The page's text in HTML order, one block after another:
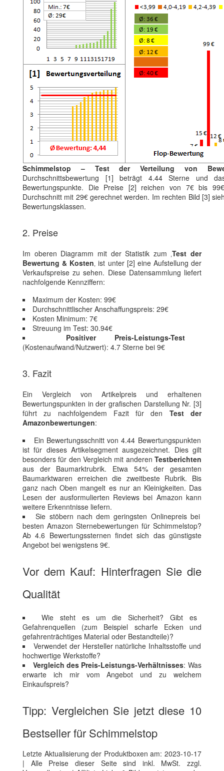
Schimmelstop – Test der Verteilung von
Durchschnittsbewertung [1] beträgt 4.44 Sterne und
Bewertungspunkte. Die Preise [2] reichen von 7€ bis
Durchschnitt mit 29€ gerechnet werden. Im rechten Bild [3]
Bewertungsklassen.
2. Preise
Im oberen Diagramm mit der Statistik zum ‚Test der
Bewertung & Kosten‚ ist unter [2] eine Aufstellung der
Verkaufspreise zu sehen. Diese Datensammlung liefert
nachfolgende Kennziffern:
Maximum der Kosten: 99€
Durchschnittlischer Anschaffungspreis: 29€
Kosten Minimum: 7€
Streuung im Test: 30.94€
Positiver Preis-Leistungs-Test
(Kostenaufwand/Nutzwert): 4.7 Sterne bei 9€
3. Fazit
Ein Vergleich von Artikelpreis und erhaltenen
Bewertungspunkten in der grafischen Darstellung Nr. [3]
führt zu nachfolgendem Fazit für den Test der
Amazonbewertungen:
Ein Bewertungsschnitt von 4.44 Bewertungspunkten
ist für dieses Artikelsegment ausgezeichnet. Dies gilt
besonders für den Vergleich mit anderen Testberichten
aus der Baumarktrubrik. Etwa 54% der gesamten
Baumarktwaren erreichen die zweitbeste Rubrik. Bis
ganz nach Oben mangelt es nur an Kleinigkeiten. Das
Lesen der ausformulierten Reviews bei Amazon kann
weitere Erkenntnisse liefern.
Sie stöbern nach dem geringsten Onlinepreis bei
besten Amazon Sternebewertungen für Schimmelstop?
Ab 4.6 Bewertungssternen findet sich das günstigste
Angebot bei wenigstens 9€.
Vor dem Kauf: Hinterfragen Sie die
Qualität
Wie steht es um die Sicherheit? Gibt es
Gefahrenquellen (zum Beispiel scharfe Ecken und
gefahrenträchtiges Material oder Bestandteile)?
Verwendet der Hersteller natürliche Inhaltsstoffe und
hochwertige Werkstoffe?
Vergleich des Preis-Leistungs-Verhältnisses: Was
erwarte ich mir vom Angebot und zu welchem
Einkaufspreis?
Tipp: Vergleichen Sie jetzt diese 10
Bestseller für Schimmelstop
Letzte Aktualisierung der Produktboxen am: 2023-10-17
| Alle Preise dieser Seite sind inkl. MwSt. zzgl.